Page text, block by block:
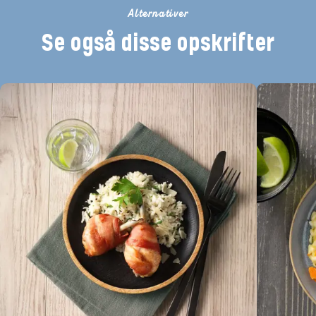
Alternativer
Se også disse opskrifter